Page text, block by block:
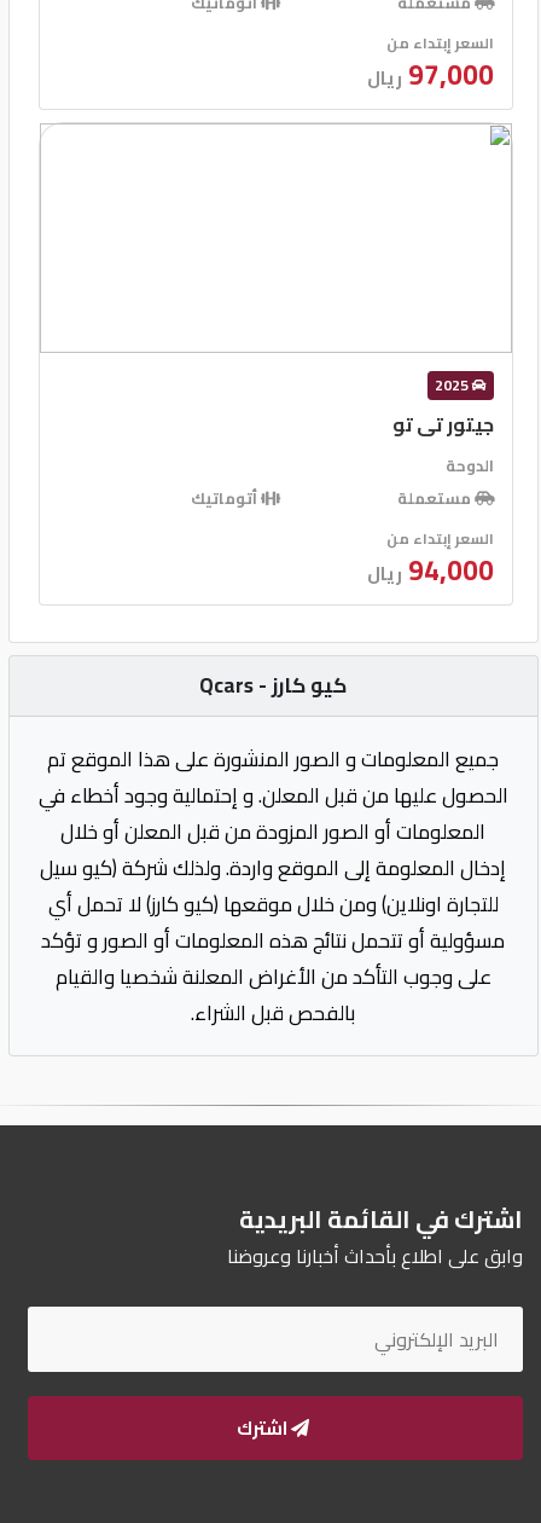
السعر إبتداء من
97,000 ريال
2025
جيتور تى تو
الدوحة
مستعملة
أتوماتيك
السعر إبتداء من
94,000 ريال
كيو كارز - Qcars
جميع المعلومات و الصور المنشورة على هذا الموقع تم
الحصول عليها من قبل المعلن. و إحتمالية وجود أخطاء في
المعلومات أو الصور المزودة من قبل المعلن أو خلال
إدخال المعلومة إلى الموقع واردة. ولذلك شركة (كيو سيل
للتجارة اونلاين) ومن خلال موقعها (كيو كارز) لا تحمل أي
مسؤولية أو تتحمل نتائج هذه المعلومات أو الصور و تؤكد
على وجوب التأكد من الأغراض المعلنة شخصيا والقيام
بالفحص قبل الشراء.
اشترك في القائمة البريدية
وابق على اطلاع بأحداث أخبارنا وعروضنا
اشترك